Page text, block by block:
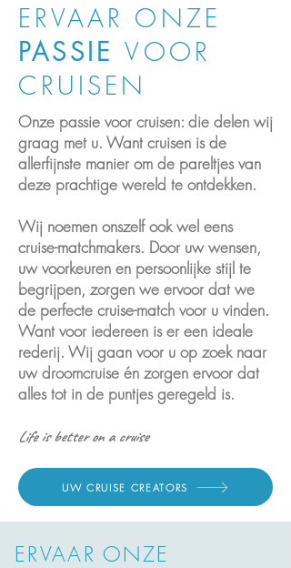
ERVAAR ONZE
PASSIEVOOR
CRUISEN
Onze passie voor cruisen: die delen wij
graag met u. Want cruisen is de
allerfijnste manier om de pareltjes van
deze prachtige wereld te ontdekken.
Wij noemen onszelf ook wel eens
cruise-matchmakers. Door uw wensen,
uw voorkeuren en persoonlijke stijl te
begrijpen, zorgen we ervoor dat we
de perfecte cruise-match voor u vinden.
Want voor iedereen is er een ideale
rederij. Wij gaan voor u op zoek naar
uw droomcruise én zorgen ervoor dat
alles tot in de puntjes geregeld is.
Life is better on a cruise
UW CRUISE CREATORS
ERVAAR ONZE